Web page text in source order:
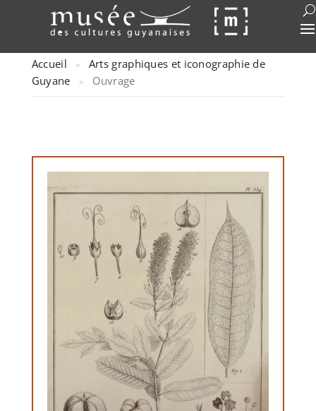
Accueil »
Arts graphiques et iconographie de
Guyane
» Ouvrage